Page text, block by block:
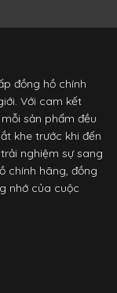
đồng hồ chính
Với cam kết
sản phẩm đều
khe trước khi đến
nghiệm sự sang
chính hãng, đồng
nhớ của cuộc